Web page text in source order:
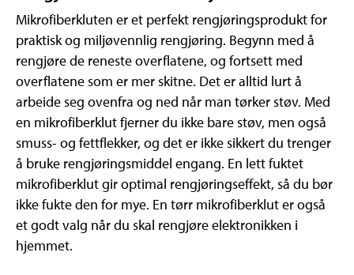
Mikrofiberkluten er et perfekt rengjøringsprodukt for
praktisk og miljøvennlig rengjøring. Begynn med å
rengjøre de reneste overflatene, og fortsett med
overflatene som er mer skitne. Det er alltid lurt å
arbeide seg ovenfra og ned når man tørker støv. Med
en mikrofiberklut fjerner du ikke bare støv, men også
smuss- og fettflekker, og det er ikke sikkert du trenger
å bruke rengjøringsmiddel engang. En lett fuktet
mikrofiberklut gir optimal rengjøringseffekt, så du bør
ikke fukte den for mye. En tørr mikrofiberklut er også
et godt valg når du skal rengjøre elektronikken i
hjemmet.